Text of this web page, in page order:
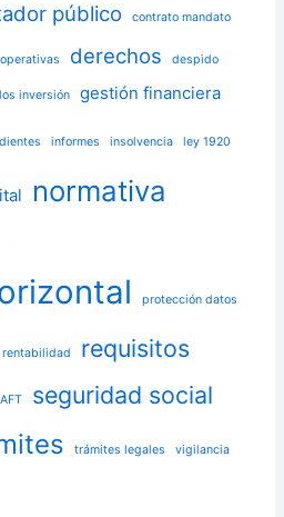
público contrato mandato
derechos despido
inversión gestión financiera
informes insolvencia ley 1920
normativa
protección datos
rentabilidad requisitos
seguridad social
trámites legales vigilancia